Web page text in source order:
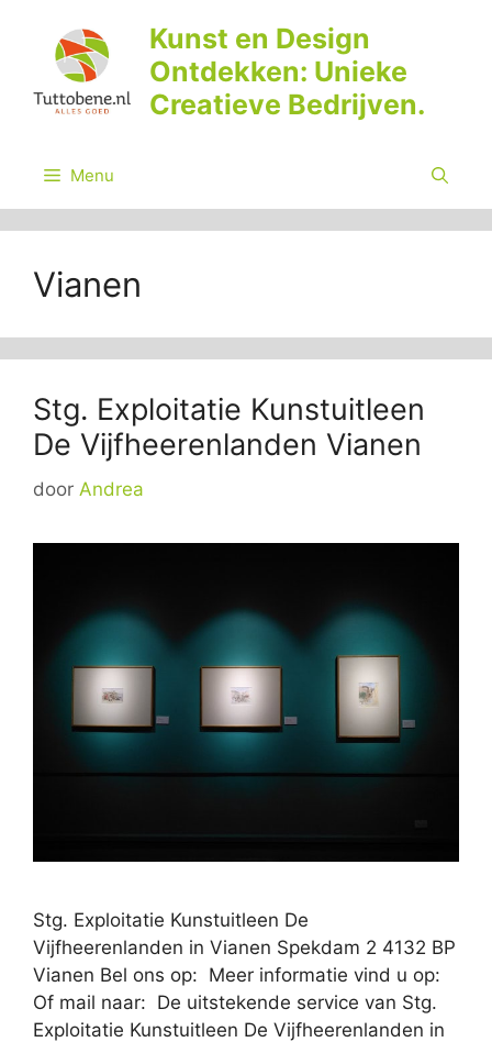
inhoud
Kunst en Design
Ontdekken: Unieke
Creatieve Bedrijven.
Menu
Vianen
Stg. Exploitatie Kunstuitleen
De Vijfheerenlanden Vianen
door Andrea
Stg. Exploitatie Kunstuitleen De
Vijfheerenlanden in Vianen Spekdam 2 4132 BP
Vianen Bel ons op: Meer informatie vind u op:
Of mail naar: De uitstekende service van Stg.
Exploitatie Kunstuitleen De Vijfheerenlanden in